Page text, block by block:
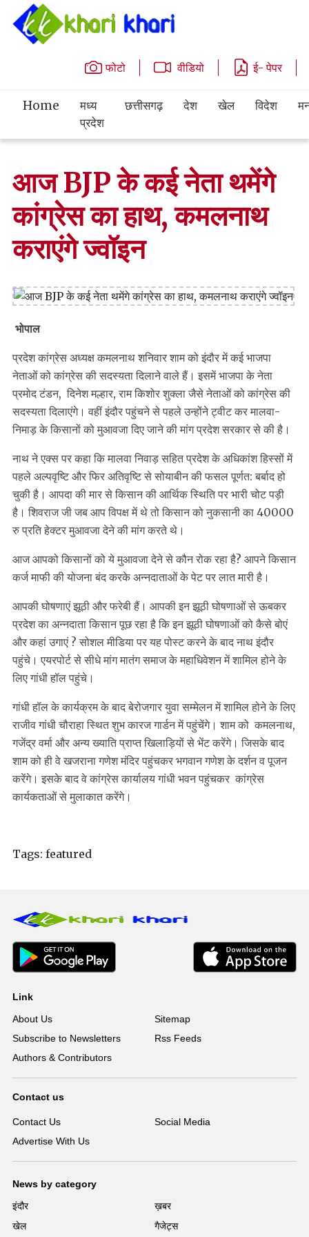
फोटो वीडियो ई- पेपर
Home
मध्य
प्रदेश
छत्तीसगढ़ देश खेल विदेश
आज BJP के कई नेता थमेंगे
कांग्रेस का हाथ, कमलनाथ
कराएंगे ज्वॉइन
भोपाल
प्रदेश कांग्रेस अध्यक्ष कमलनाथ शनिवार शाम को इंदौर में कई भाजपा
नेताओं को कांग्रेस की सदस्यता दिलाने वाले हैं। इसमें भाजपा के नेता
प्रमोद टंडन, दिनेश मल्हार, राम किशोर शुक्ला जैसे नेताओं को कांग्रेस की
सदस्यता दिलाएंगे। वहीं इंदौर पहुंचने से पहले उन्होंने ट्वीट कर मालवा-
निमाड़ के किसानों को मुआवजा दिए जाने की मांग प्रदेश सरकार से की है।
नाथ ने एक्स पर कहा कि मालवा निवाड़ सहित प्रदेश के अधिकांश हिस्सों में
पहले अल्पवृष्टि और फिर अतिवृष्टि से सोयाबीन की फसल पूर्णत: बर्बाद हो
चुकी है। आपदा की मार से किसान की आर्थिक स्थिति पर भारी चोट पड़ी
है। शिवराज जी जब आप विपक्ष में थे तो किसान को नुकसानी का 40000
रु प्रति हेक्टर मुआवजा देने की मांग करते थे।
आज आपको किसानों को ये मुआवजा देने से कौन रोक रहा है? आपने किसान
कर्ज माफी की योजना बंद करके अन्नदाताओं के पेट पर लात मारी है।
आपकी घोषणाएं झूठी और फरेबी हैं। आपकी इन झूठी घोषणाओं से ऊबकर
प्रदेश का अन्नदाता किसान पूछ रहा है कि इन झूठी घोषणाओं को कैसे बोएं
और कहां उगाएं ? सोशल मीडिया पर यह पोस्ट करने के बाद नाथ इंदौर
पहुंचे। एयरपोर्ट से सीधे मांग मातंग समाज के महाधिवेशन में शामिल होने के
लिए गांधी हॉल पहुंचे।
गांधी हॉल के कार्यक्रम के बाद बेरोजगार युवा सम्मेलन में शामिल होने के लिए
राजीव गांधी चौराहा स्थित शुभ कारज गार्डन में पहुंचेंगे। शाम को कमलनाथ,
गजेंद्र वर्मा और अन्य ख्याति प्राप्त खिलाड़ियों से भेंट करेंगे। जिसके बाद
शाम को ही वे खजराना गणेश मंदिर पहुंचकर भगवान गणेश के दर्शन व पूजन
करेंगे। इसके बाद वे कांग्रेस कार्यालय गांधी भवन पहुंचकर कांग्रेस
कार्यकताओं से मुलाकात करेंगे।
Tags: featured
Link
About Us
Sitemap
Subscribe to Newsletters
Rss Feeds
Authors & Contributors
Contact us
Contact Us
Social Media
Advertise With Us
News by category
इंदौर
ख़बर
खेल
गैजेट्स